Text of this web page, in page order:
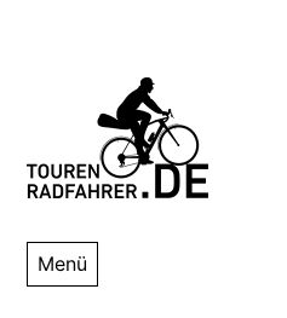
Tourenradfahrer
Danny Alexander Lettkemann
Menü